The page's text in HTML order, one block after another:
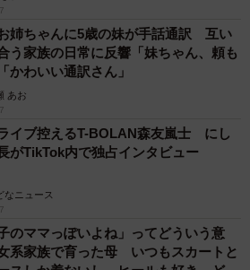
姉ちゃんに5歳の妹が手話通訳 互い
う家族の日常に反響「妹ちゃん、頼も
かわいい通訳さん」
あお
イブ控えるT-BOLAN森友嵐士 にし
がTikTok内で独占インタビュー
なニュース
のママっぽいよね」ってどういう意
系家族で育った母 いつもスカートと